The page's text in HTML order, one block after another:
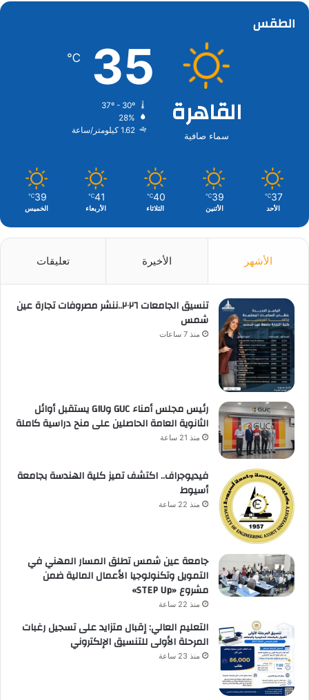
الطقس
القاهرة
سماء صافية
35
℃
28%
1.62 كيلومتر/ساعة
37
℃
الأحد
39
℃
الأثنين
40
℃
الثلاثاء
41
℃
الأربعاء
39
℃
الخميس
الأشهر الأخيرة تعليقات
تنسيق الجامعات ٢٠٢٦..ننشر مصروفات تجارة عين
شمس
منذ 7 ساعات
رئيس مجلس أمناء GUC وGIU يستقبل أوائل
الثانوية العامة الحاصلين على منح دراسية كاملة
منذ 21 ساعة
فيديوجراف.. اكتشف تميز كلية الهندسة بجامعة
أسيوط
منذ 22 ساعة
جامعة عين شمس تطلق المسار المهني في
التمويل وتكنولوجيا الأعمال المالية ضمن
مشروع «STEP Up»
منذ 22 ساعة
التعليم العالي: إقبال متزايد على تسجيل رغبات
المرحلة الأولى للتنسيق الإلكتروني
منذ 23 ساعة